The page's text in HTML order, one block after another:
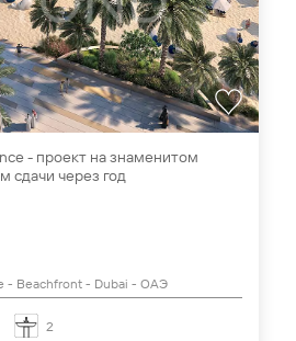
- проект на знаменитом
сдачи через год
- Beachfront - Dubai - ОАЭ
2